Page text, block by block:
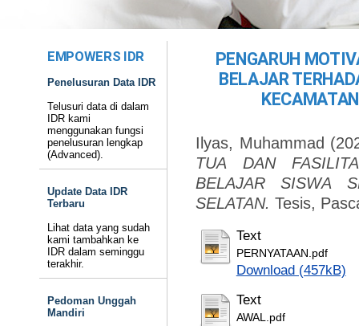
EMPOWERS IDR
Penelusuran Data IDR
Telusuri data di dalam
IDR kami
menggunakan fungsi
penelusuran lengkap
(Advanced).
Update Data IDR
Terbaru
Lihat data yang sudah
kami tambahkan ke
IDR dalam seminggu
terakhir.
Pedoman Unggah
Mandiri
PENGARUH
BELAJAR
Ilyas, Muhammad
TUA DAN
BELAJAR SISWA
SELATAN. Tesis,
Text
PERNYATAAN.pdf
Download (457kB)
Text
AWAL.pdf